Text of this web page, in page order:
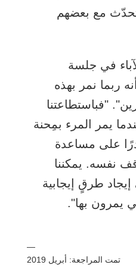
مع بعضهم
في جلسة
ربما نمر بهذه
"فباستطاعتنا
يمر المرء بمِحنة
على مساعدة
نفسه. يمكننا
طرقٍ إيجابية
يمرون بها".
—
تمت المراجعة: أبريل 2019